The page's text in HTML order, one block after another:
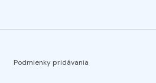
Podmienky pridávania